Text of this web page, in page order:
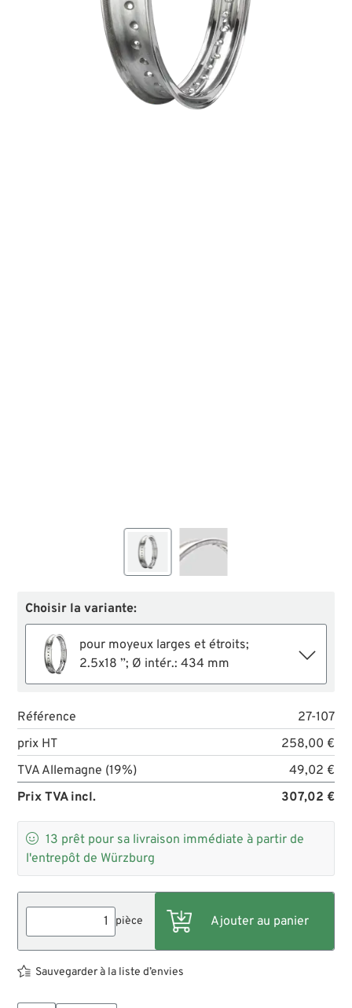
Choisir la variante:
pour moyeux larges et étroits;
2.5x18 ”; Ø intér.: 434 mm
Référence
27-107
prix HT
258,00 €
TVA Allemagne (19%)
49,02 €
Prix TVA incl.
307,02 €
 13 prêt pour sa livraison immédiate à partir de
l'entrepôt de Würzburg
pièce
Sauvegarder à la liste d’envies